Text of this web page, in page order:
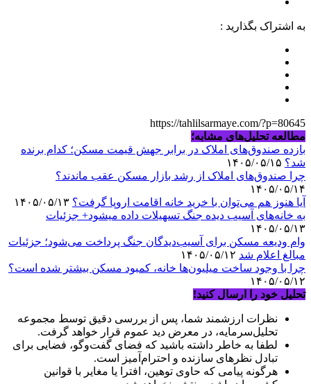
به اشتراک بگذارید :
https://tahlilsarmaye.com/?p=80645
مطالعه تحلیل‌های مشابه؛
بازده صندوق‌های املاک در برابر جهش قیمت مسکن؛ کدام برنده
شد؟
چرا صندوق‌های املاک از رشد بازار مسکن عقب ماندند؟
۱۴۰۵/۰۵/۱۴
آیا هنوز هم می‌توان با خرید خانه اقامت اروپا گرفت؟
به خانه‌های آسیب دیده جنگ تسهیلات داده میشود+ جزئیات
۱۴۰۵/۰۵/۱۳
وام ودیعه مسکن برای آسیب‌دیدگان جنگ پرداخت می‌شود؛ جزئیات
مبالغ اعلام شد
چرا با وجود ساخت میلیون‌ها خانه، کمبود مسکن بیشتر شده است؟
۱۴۰۵/۰۵/۱۲
تحلیل خود را ارسال کنید!
نظرات ارزشمند شما، پس از بررسی دقیق توسط مجموعه
تحلیل‌سرمایه، در معرض دید عموم قرار خواهد گرفت.
لطفا به خاطر داشته باشید که فضای گفت‌وگو، فضایی برای
تبادل نظرهای سازنده و احترام‌آمیز است.
هرگونه پیامی که حاوی توهین، افترا یا مغایر با قوانین